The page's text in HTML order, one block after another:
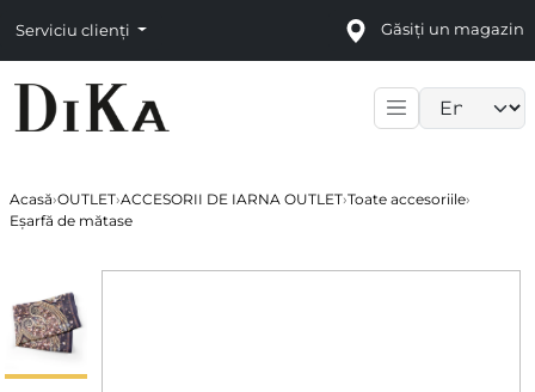
Serviciu clienți Găsiți un magazin
Acasă›OUTLET›ACCESORII DE IARNA OUTLET›Toate accesoriile›
Eșarfă de mătase